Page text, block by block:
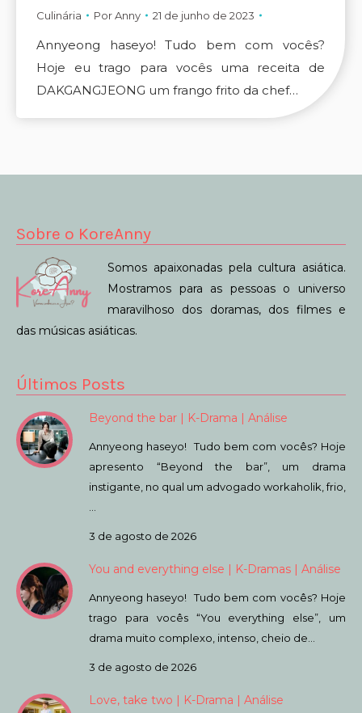
Culinária PorAnny 21 de junho de 2023
Annyeong haseyo! Tudo bem com vocês?
Hoje eu trago para vocês uma receita de
DAKGANGJEONG um frango frito da chef…
Sobre o KoreAnny
Somos apaixonadas pela cultura asiática.
Mostramos para as pessoas o universo
maravilhoso dos doramas, dos filmes e
das músicas asiáticas.
Últimos Posts
Beyond the bar | K-Drama | Análise
Annyeong haseyo! Tudo bem com vocês? Hoje
apresento “Beyond the bar”, um drama
instigante, no qual um advogado workaholik, frio,
3 de agosto de 2026
You and everything else | K-Dramas | Análise
Annyeong haseyo! Tudo bem com vocês? Hoje
trago para vocês “You everything else”, um
drama muito complexo, intenso, cheio de…
3 de agosto de 2026
Love, take two | K-Drama | Análise